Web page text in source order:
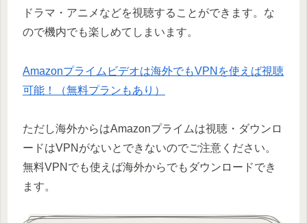
ドラマ・アニメなどを視聴することができます。な
ので機内でも楽しめてしまいます。
Amazonプライムビデオは海外でもVPNを使えば視聴
可能！（無料プランもあり）
ただし海外からはAmazonプライムは視聴・ダウンロ
ードはVPNがないとできないのでご注意ください。
無料VPNでも使えば海外からでもダウンロードでき
ます。